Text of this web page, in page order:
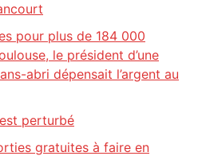
pour plus de 184 000
le président d’une
abri dépensait l’argent au
perturbé
gratuites à faire en